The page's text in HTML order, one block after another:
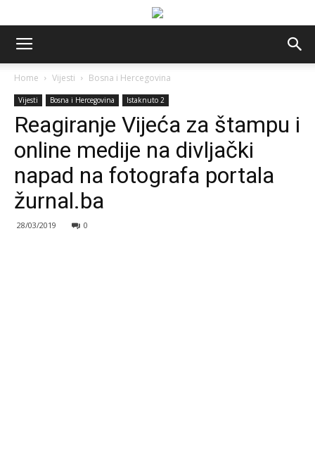
Home Vijesti Bosna i Hercegovina
Vijesti Bosna i Hercegovina Istaknuto 2
Reagiranje Vijeća za štampu i
online medije na divljački
napad na fotografa portala
žurnal.ba
28/03/2019 0